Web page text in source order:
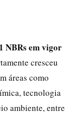
NBRs em vigor
cresceu
áreas como
tecnologia
ambiente, entre